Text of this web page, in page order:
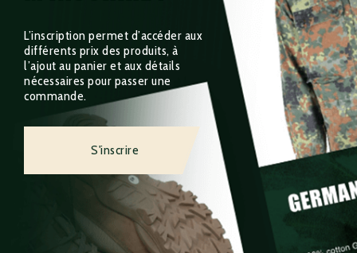
L’inscription permet d’accéder aux
différents prix des produits, à
l’ajout au panier et aux détails
nécessaires pour passer une
commande.
S'inscrire